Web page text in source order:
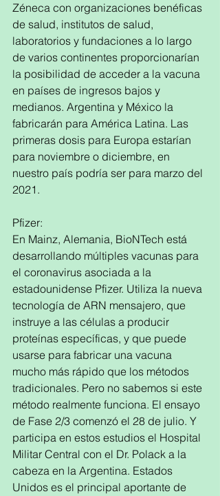
Zéneca con organizaciones benéficas
de salud, institutos de salud,
laboratorios y fundaciones a lo largo
de varios continentes proporcionarían
la posibilidad de acceder a la vacuna
en países de ingresos bajos y
medianos. Argentina y México la
fabricarán para América Latina. Las
primeras dosis para Europa estarían
para noviembre o diciembre, en
nuestro país podría ser para marzo del
2021.
Pfizer:
En Mainz, Alemania, BioNTech está
desarrollando múltiples vacunas para
el coronavirus asociada a la
estadounidense Pfizer. Utiliza la nueva
tecnología de ARN mensajero, que
instruye a las células a producir
proteínas específicas, y que puede
usarse para fabricar una vacuna
mucho más rápido que los métodos
tradicionales. Pero no sabemos si este
método realmente funciona. El ensayo
de Fase 2/3 comenzó el 28 de julio. Y
participa en estos estudios el Hospital
Militar Central con el Dr. Polack a la
cabeza en la Argentina. Estados
Unidos es el principal aportante de